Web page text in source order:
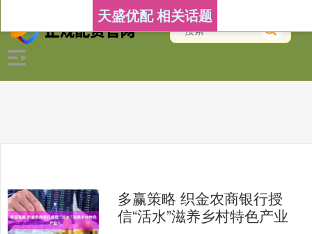
天盛优配 相关话题
多赢策略 织金农商银行授
信“活水”滋养乡村特色产业